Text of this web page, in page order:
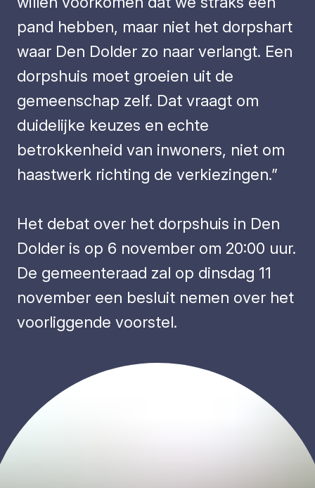
pand hebben, maar niet het dorpshart
waar Den Dolder zo naar verlangt. Een
dorpshuis moet groeien uit de
gemeenschap zelf. Dat vraagt om
duidelijke keuzes en echte
betrokkenheid van inwoners, niet om
haastwerk richting de verkiezingen.”
Het debat over het dorpshuis in Den
Dolder is op 6 november om 20:00 uur.
De gemeenteraad zal op dinsdag 11
november een besluit nemen over het
voorliggende voorstel.